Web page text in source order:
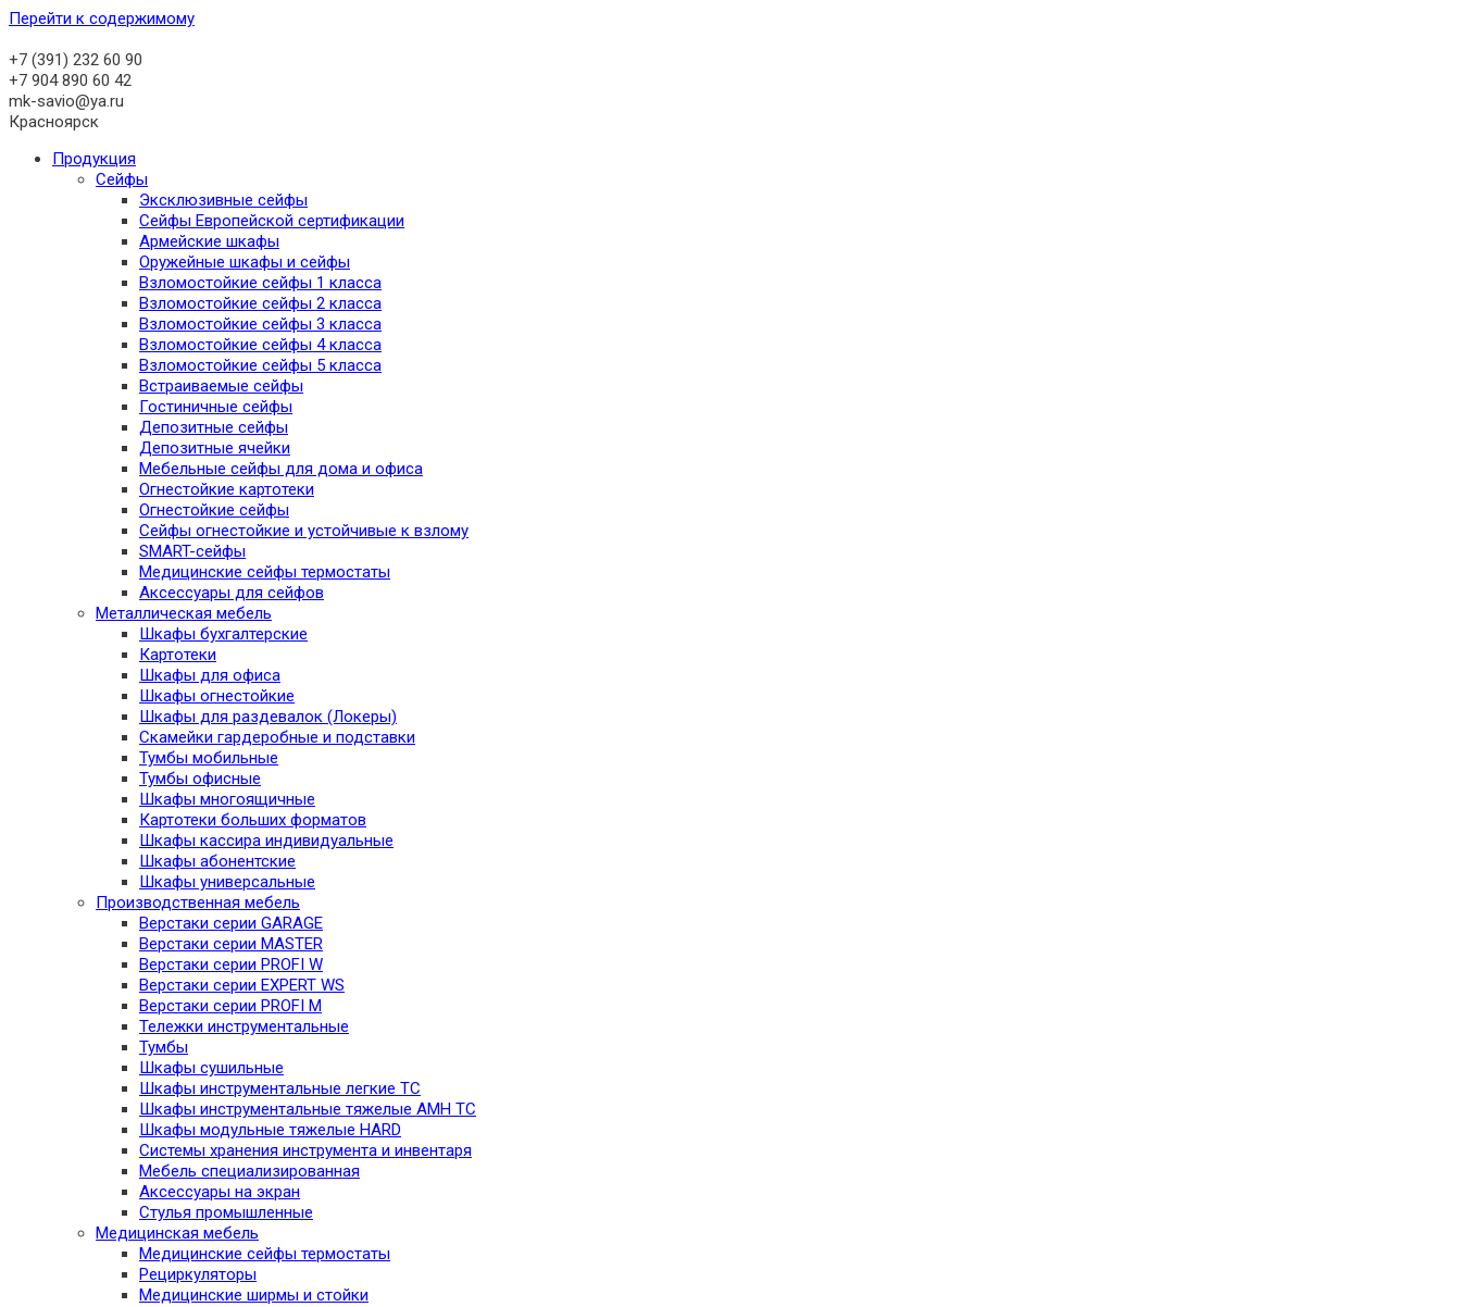
Перейти к содержимому
+7 (391) 232 60 90
+7 904 890 60 42
mk-savio@ya.ru
Красноярск
Продукция
Сейфы
Эксклюзивные сейфы
Сейфы Европейской сертификации
Армейские шкафы
Оружейные шкафы и сейфы
Взломостойкие сейфы 1 класса
Взломостойкие сейфы 2 класса
Взломостойкие сейфы 3 класса
Взломостойкие сейфы 4 класса
Взломостойкие сейфы 5 класса
Встраиваемые сейфы
Гостиничные сейфы
Депозитные сейфы
Депозитные ячейки
Мебельные сейфы для дома и офиса
Огнестойкие картотеки
Огнестойкие сейфы
Сейфы огнестойкие и устойчивые к взлому
SMART-сейфы
Медицинские сейфы термостаты
Аксессуары для сейфов
Металлическая мебель
Шкафы бухгалтерские
Картотеки
Шкафы для офиса
Шкафы огнестойкие
Шкафы для раздевалок (Локеры)
Скамейки гардеробные и подставки
Тумбы мобильные
Тумбы офисные
Шкафы многоящичные
Картотеки больших форматов
Шкафы кассира индивидуальные
Шкафы абонентские
Шкафы универсальные
Производственная мебель
Верстаки серии GARAGE
Верстаки серии MASTER
Верстаки серии PROFI W
Верстаки серии EXPERT WS
Верстаки серии PROFI M
Тележки инструментальные
Тумбы
Шкафы сушильные
Шкафы инструментальные легкие TC
Шкафы инструментальные тяжелые AMH TC
Шкафы модульные тяжелые HARD
Системы хранения инструмента и инвентаря
Мебель специализированная
Аксессуары на экран
Стулья промышленные
Медицинская мебель
Медицинские сейфы термостаты
Рециркуляторы
Медицинские ширмы и стойки